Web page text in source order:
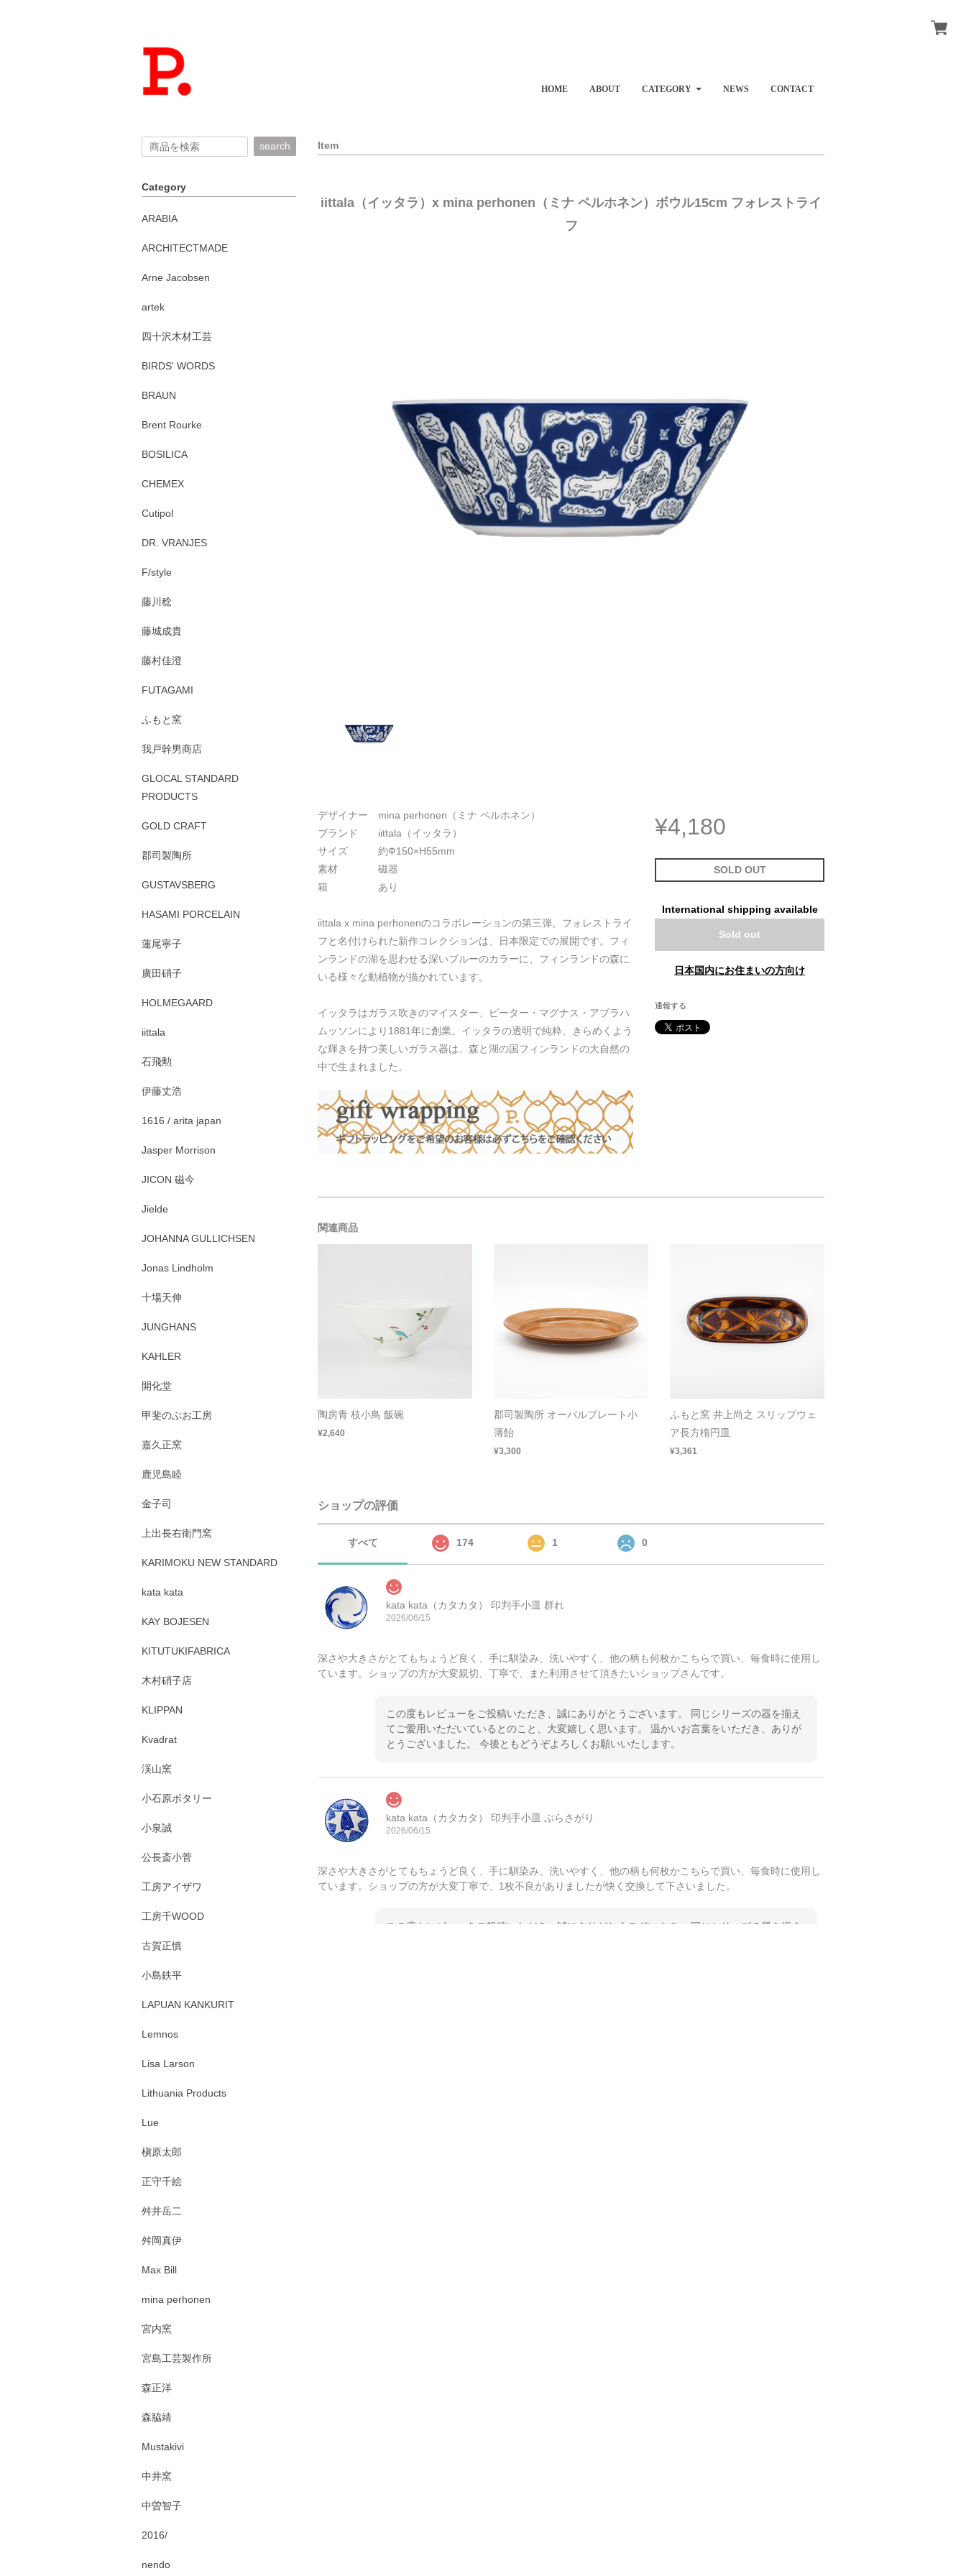
HOME ABOUT CATEGORY NEWS CONTACT
Item
iittala（イッタラ）x mina perhonen（ミナ ペルホネン）ボウル15cm フォレストライ
フ
デザイナー mina perhonen（ミナ ペルホネン）
ブランド iittala（イッタラ）
サイズ 約Ф150×H55mm
素材 磁器
箱 あり
iittala x mina perhonenのコラボレーションの第三弾。フォレストライ
フと名付けられた新作コレクションは、日本限定での展開です。フィ
ンランドの湖を思わせる深いブルーのカラーに、フィンランドの森に
いる様々な動植物が描かれています。
イッタラはガラス吹きのマイスター、ピーター・マグナス・アブラハ
ムッソンにより1881年に創業。イッタラの透明で純粋、きらめくよう
な輝きを持つ美しいガラス器は、森と湖の国フィンランドの大自然の
中で生まれました。
¥4,180
SOLD OUT
International shipping available
Sold out
日本国内にお住まいの方向け
通報する
関連商品
陶房青 枝小鳥 飯碗
¥2,640
郡司製陶所 オーバルプレート小
薄飴
¥3,300
ふもと窯 井上尚之 スリップウェ
ア長方楕円皿
¥3,361
ショップの評価
すべて 174 1 0
kata kata（カタカタ） 印判手小皿 群れ
2026/06/15
深さや大きさがとてもちょうど良く、手に馴染み、洗いやすく、他の柄も何枚かこちらで買い、毎食時に使用し
ています。ショップの方が大変親切、丁寧で、また利用させて頂きたいショップさんです。
この度もレビューをご投稿いただき、誠にありがとうございます。 同じシリーズの器を揃え
てご愛用いただいているとのこと、大変嬉しく思います。 温かいお言葉をいただき、ありが
とうございました。 今後ともどうぞよろしくお願いいたします。
kata kata（カタカタ） 印判手小皿 ぶらさがり
2026/06/15
深さや大きさがとてもちょうど良く、手に馴染み、洗いやすく、他の柄も何枚かこちらで買い、毎食時に使用し
ています。ショップの方が大変丁寧で、1枚不良がありましたが快く交換して下さいました。
この度もレビューをご投稿いただき、誠にありがとうございます。 同じシリーズの器を揃え
search
Category
ARABIA
ARCHITECTMADE
Arne Jacobsen
artek
四十沢木材工芸
BIRDS' WORDS
BRAUN
Brent Rourke
BOSILICA
CHEMEX
Cutipol
DR. VRANJES
F/style
藤川稔
藤城成貴
藤村佳澄
FUTAGAMI
ふもと窯
我戸幹男商店
GLOCAL STANDARD
PRODUCTS
GOLD CRAFT
郡司製陶所
GUSTAVSBERG
HASAMI PORCELAIN
蓮尾寧子
廣田硝子
HOLMEGAARD
iittala
石飛勲
伊藤丈浩
1616 / arita japan
Jasper Morrison
JICON 磁今
Jielde
JOHANNA GULLICHSEN
Jonas Lindholm
十場天伸
JUNGHANS
KAHLER
開化堂
甲斐のぶお工房
嘉久正窯
鹿児島睦
金子司
上出長右衛門窯
KARIMOKU NEW STANDARD
kata kata
KAY BOJESEN
KITUTUKIFABRICA
木村硝子店
KLIPPAN
Kvadrat
渓山窯
小石原ポタリー
小泉誠
公長斎小菅
工房アイザワ
工房千WOOD
古賀正慎
小島鉄平
LAPUAN KANKURIT
Lemnos
Lisa Larson
Lithuania Products
Lue
槇原太郎
正守千絵
舛井岳二
舛岡真伊
Max Bill
mina perhonen
宮内窯
宮島工芸製作所
森正洋
森脇靖
Mustakivi
中井窯
中曽智子
2016/
nendo